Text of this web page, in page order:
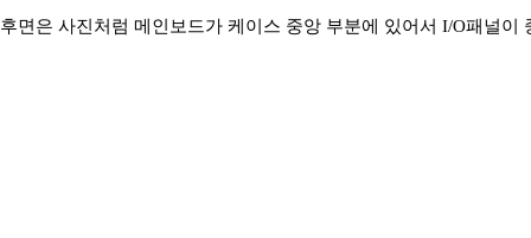
후면은 사진처럼 메인보드가 케이스 중앙 부분에 있어서 I/O패널이